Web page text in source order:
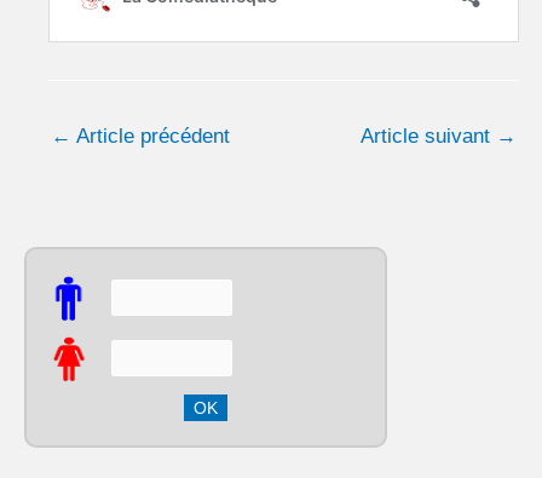
← Article précédent Article suivant →